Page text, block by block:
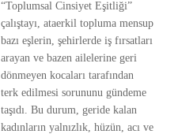
“Toplumsal Cinsiyet Eşitliği”
çalıştayı, ataerkil topluma mensup
bazı eşlerin, şehirlerde iş fırsatları
arayan ve bazen ailelerine geri
dönmeyen kocaları tarafından
terk edilmesi sorununu gündeme
taşıdı. Bu durum, geride kalan
kadınların yalnızlık, hüzün, acı ve